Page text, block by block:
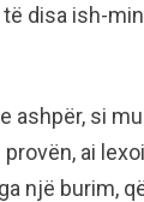
disa ish-
ashpër, si
ai
një burim,